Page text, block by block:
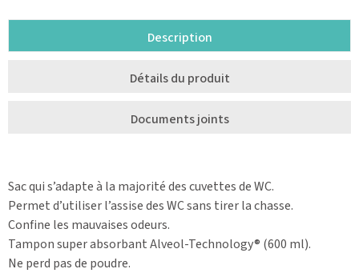
Description
Détails du produit
Documents joints
Sac qui s’adapte à la majorité des cuvettes de WC.
Permet d’utiliser l’assise des WC sans tirer la chasse.
Confine les mauvaises odeurs.
Tampon super absorbant Alveol-Technology® (600 ml).
Ne perd pas de poudre.